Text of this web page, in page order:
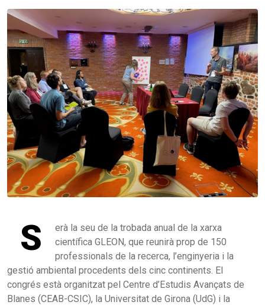
S
erà la seu de la trobada anual de la xarxa
científica GLEON, que reunirà prop de 150
professionals de la recerca, l’enginyeria i la
gestió ambiental procedents dels cinc continents. El
congrés està organitzat pel Centre d’Estudis Avançats de
Blanes (CEAB-CSIC), la Universitat de Girona (UdG) i la